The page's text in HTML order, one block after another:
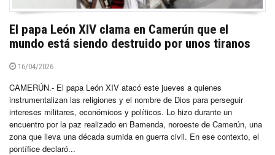
El papa León XIV clama en Camerún que el
mundo está siendo destruido por unos tiranos
16/04/2026
CAMERÚN.- El papa León XIV atacó este jueves a quienes
instrumentalizan las religiones y el nombre de Dios para perseguir
intereses militares, económicos y políticos. Lo hizo durante un
encuentro por la paz realizado en Bamenda, noroeste de Camerún, una
zona que lleva una década sumida en guerra civil. En ese contexto, el
pontífice declaró...